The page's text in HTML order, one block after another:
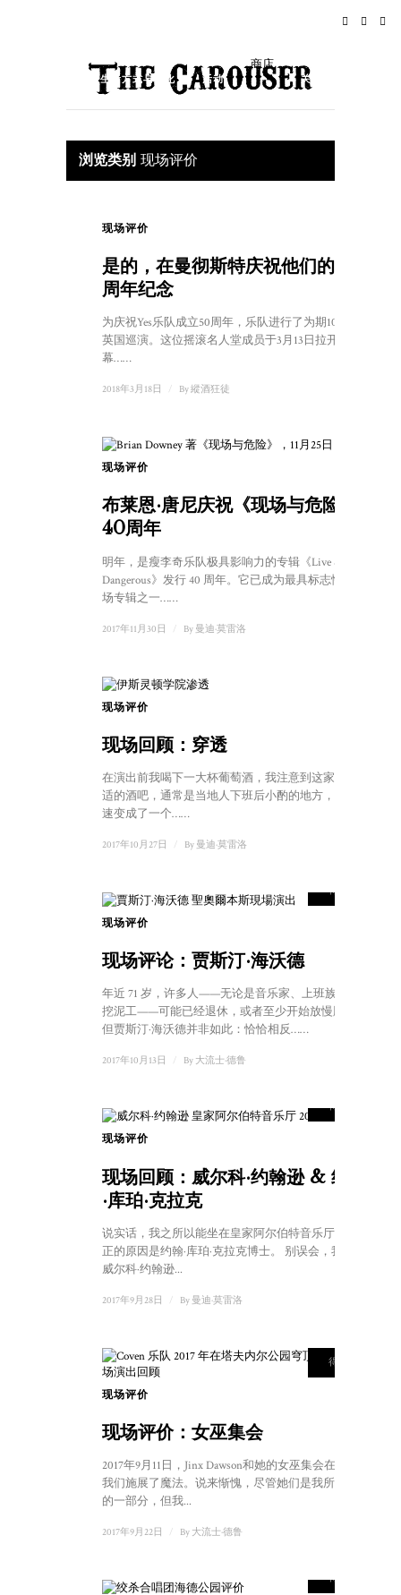
生活方式与文化 活动
商店
关于
浏览类别 现场评价
现场评价
是的，在曼彻斯特庆祝他们的五十
周年纪念
为庆祝Yes乐队成立50周年，乐队进行了为期10天的
英国巡演。这位摇滚名人堂成员于3月13日拉开了序
幕……
2018年3月18日 By縱酒狂徒
现场评价
布莱恩·唐尼庆祝《现场与危险》
40周年
明年，是瘦李奇乐队极具影响力的专辑《Live &
Dangerous》发行 40 周年。它已成为最具标志性的现
场专辑之一……
2017年11月30日 By 曼迪·莫雷洛
现场评价
现场回顾：穿透
在演出前我喝下一大杯葡萄酒，我注意到这家曾经舒
适的酒吧，通常是当地人下班后小酌的地方，已经迅
速变成了一个……
2017年10月27日 By曼迪·莫雷洛
得分
现场评价
现场评论：贾斯汀·海沃德
年近 71 岁，许多人——无论是音乐家、上班族还是
挖泥工——可能已经退休，或者至少开始放慢脚步。
但贾斯汀·海沃德并非如此：恰恰相反……
2017年10月13日 By 大流士·德鲁
得分
现场评价
现场回顾：威尔科·约翰逊 & 约翰
·库珀·克拉克
说实话，我之所以能坐在皇家阿尔伯特音乐厅里，真
正的原因是约翰·库珀·克拉克博士。 别误会，我觉得
威尔科·约翰逊...
2017年9月28日 By 曼迪·莫雷洛
得分
现场评价
现场评价：女巫集会
2017年9月11日，Jinx Dawson和她的女巫集会在伦敦对
我们施展了魔法。说来惭愧，尽管她们是我所在圈子
的一部分，但我...
2017年9月22日 By 大流士·德鲁
得分